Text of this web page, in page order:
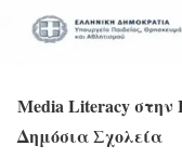
Media Literacy
Δημόσια Σχολεία